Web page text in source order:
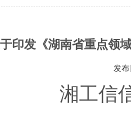
印发《湖南省重点领
发
湘工信